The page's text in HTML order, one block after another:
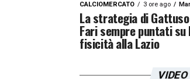
CALCIOMERCATO 3 ore ago
La strategia di
Fari sempre puntati su
fisicità alla Lazio
VIDEO